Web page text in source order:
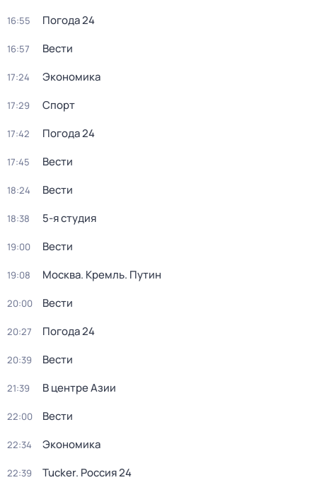
16:55 Погода 24
16:57 Вести
17:24 Экономика
17:29 Спорт
17:42 Погода 24
17:45 Вести
18:24 Вести
18:38 5-я студия
19:00 Вести
19:08 Москва. Кремль. Путин
20:00 Вести
20:27 Погода 24
20:39 Вести
21:39 В центре Азии
22:00 Вести
22:34 Экономика
22:39 Tucker. Россия 24